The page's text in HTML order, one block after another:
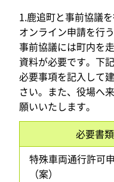
1.鹿追町と事前協議を
オンライン申請を行
事前協議には町内を
資料が必要です。下
必要事項を記入して
さい。また、役場へ
願いいたします。
必要書類
特殊車両通行許可
（案）